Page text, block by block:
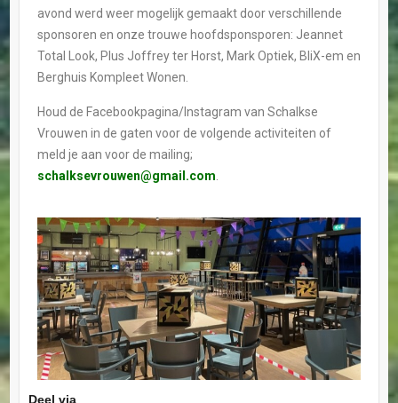
avond werd weer mogelijk gemaakt door verschillende
sponsoren en onze trouwe hoofdsponsporen: Jeannet
Total Look, Plus Joffrey ter Horst, Mark Optiek, BliX-em en
Berghuis Kompleet Wonen.
Houd de Facebookpagina/Instagram van Schalkse
Vrouwen in de gaten voor de volgende activiteiten of
meld je aan voor de mailing;
schalksevrouwen@gmail.com
Deel via